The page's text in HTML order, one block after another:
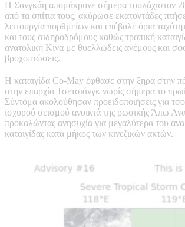
Η Σανγκάη απομάκρυνε σήμερα τουλάχιστον
από τα σπίτια τους, ακύρωσε εκατοντάδες
λειτουργία πορθμείων και επέβαλε όρια
και τους σιδηροδρόμους καθώς τροπική
ανατολική Κίνα με θυελλώδεις ανέμους και
βροχοπτώσεις.
Η καταιγίδα Co-May έφθασε στην ξηρά στην
στην επαρχία Τσετσιάνγκ νωρίς σήμερα το
Σύντομα ακολούθησαν προειδοποιήσεις για
ισχυρού σεισμού ανοικτά της ρωσικής Άπω
προκαλώντας ανησυχία για μεγαλύτερα του
καταιγίδας κατά μήκος των κινεζικών ακτών.